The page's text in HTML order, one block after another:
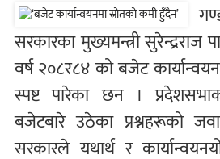
सरकारका मुख्यमन्त्री
वर्ष २०८र८४ को बजेट
स्पष्ट पारेका छन ।
बजेटबारे उठेका प्रश्नहरूको
सरकारले यथार्थ र